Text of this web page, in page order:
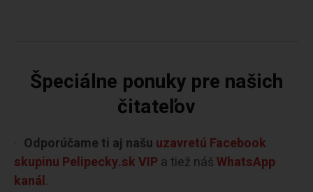
Špeciálne ponuky pre našich
čitateľov
Odporúčame ti aj našu uzavretú Facebook
skupinu Pelipecky.sk VIP a tiež nášWhatsApp
kanál.